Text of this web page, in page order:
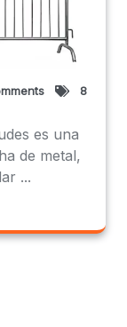
8
es una
de metal,
...